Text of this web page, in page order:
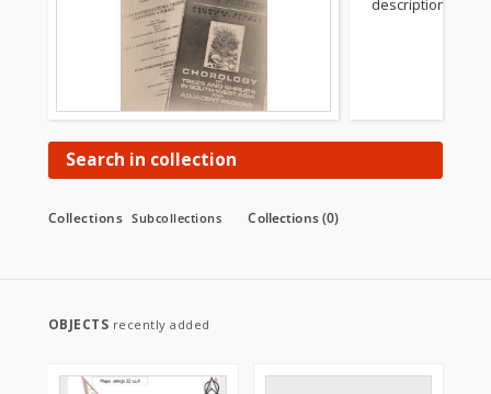
description
Search in collection
Collections Subcollections Collections (0)
OBJECTS recently added